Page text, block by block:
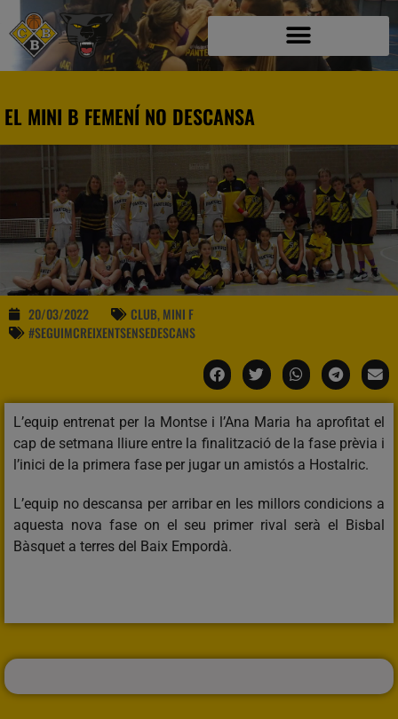
EL MINI B FEMENÍ NO DESCANSA
20/03/2022 CLUB,MINI F
#SEGUIMCREIXENTSENSEDESCANS
L’equip entrenat per la Montse i l’Ana Maria ha aprofitat el
cap de setmana lliure entre la finalització de la fase prèvia i
l’inici de la primera fase per jugar un amistós a Hostalric.
L’equip no descansa per arribar en les millors condicions a
aquesta nova fase on el seu primer rival serà el Bisbal
Bàsquet a terres del Baix Empordà.